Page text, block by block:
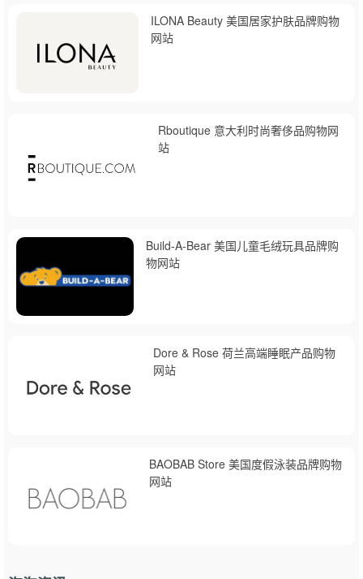
ILONA Beauty 美国居家护肤品牌购物
网站
Rboutique 意大利时尚奢侈品购物网
站
Build-A-Bear 美国儿童毛绒玩具品牌购
物网站
Dore & Rose 荷兰高端睡眠产品购物
网站
BAOBAB Store 美国度假泳装品牌购物
网站